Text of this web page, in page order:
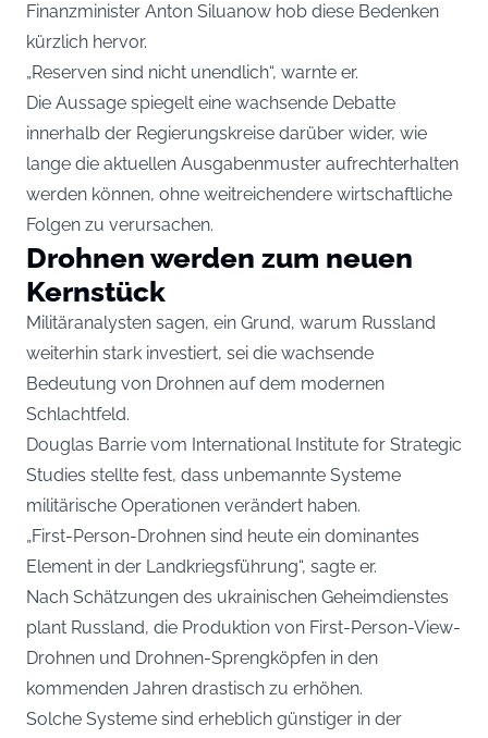
Finanzminister Anton Siluanow hob diese Bedenken
kürzlich hervor.
„Reserven sind nicht unendlich“, warnte er.
Die Aussage spiegelt eine wachsende Debatte
innerhalb der Regierungskreise darüber wider, wie
lange die aktuellen Ausgabenmuster aufrechterhalten
werden können, ohne weitreichendere wirtschaftliche
Folgen zu verursachen.
Drohnen werden zum neuen
Kernstück
Militäranalysten sagen, ein Grund, warum Russland
weiterhin stark investiert, sei die wachsende
Bedeutung von Drohnen auf dem modernen
Schlachtfeld.
Douglas Barrie vom International Institute for Strategic
Studies stellte fest, dass unbemannte Systeme
militärische Operationen verändert haben.
„First-Person-Drohnen sind heute ein dominantes
Element in der Landkriegsführung“, sagte er.
Nach Schätzungen des ukrainischen Geheimdienstes
plant Russland, die Produktion von First-Person-View-
Drohnen und Drohnen-Sprengköpfen in den
kommenden Jahren drastisch zu erhöhen.
Solche Systeme sind erheblich günstiger in der